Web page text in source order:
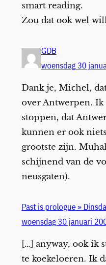
smart reading.
Zou dat ook wel
GDB
woensdag 30
Dank je, Michel,
over Antwerpen. Ik
stoppen, dat
kunnen er ook
grootste zijn.
schijnend van de
neusgaten).
Past is prologue »
woensdag 30 januari
[…] anyway, ook ik
te koekeloeren. Ik